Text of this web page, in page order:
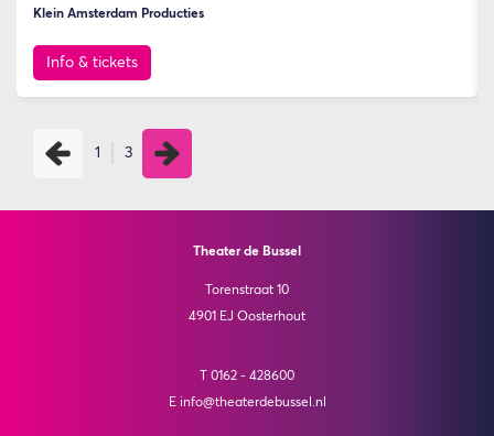
Klein Amsterdam Producties
Info & tickets
1 3
Theater de Bussel
Torenstraat 10
4901 EJ Oosterhout
T 0162 - 428600
E info@theaterdebussel.nl